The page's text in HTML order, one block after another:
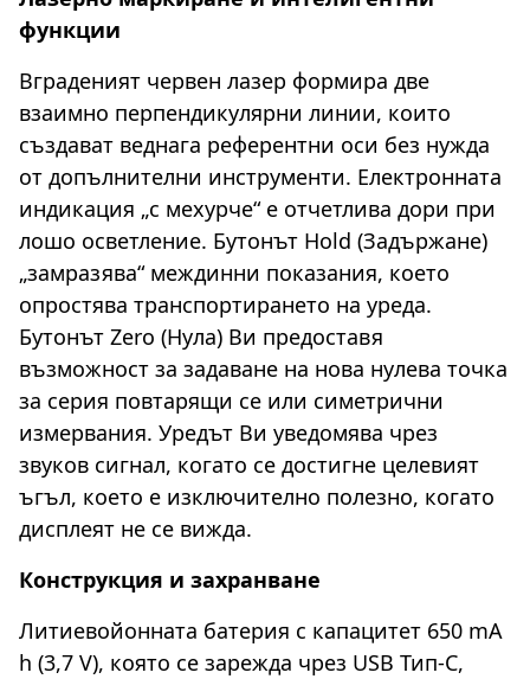
функции
Вграденият червен лазер формира две
взаимно перпендикулярни линии, които
създават веднага референтни оси без нужда
от допълнителни инструменти. Електронната
индикация „с мехурче“ е отчетлива дори при
лошо осветление. Бутонът Hold (Задържане)
„замразява“ междинни показания, което
опростява транспортирането на уреда.
Бутонът Zero (Нула) Ви предоставя
възможност за задаване на нова нулева точка
за серия повтарящи се или симетрични
измервания. Уредът Ви уведомява чрез
звуков сигнал, когато се достигне целевият
ъгъл, което е изключително полезно, когато
дисплеят не се вижда.
Конструкция и захранване
Литиевойонната батерия с капацитет 650 mA
h (3,7 V), която се зарежда чрез USB Тип-C,